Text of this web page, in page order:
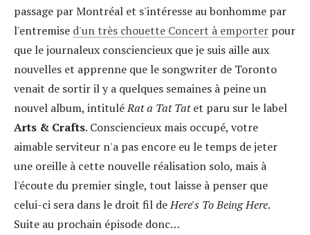
passage par Montréal et s'intéresse au bonhomme par
l'entremise d'un très chouette Concert à emporter pour
que le journaleux consciencieux que je suis aille aux
nouvelles et apprenne que le songwriter de Toronto
venait de sortir il y a quelques semaines à peine un
nouvel album, intituléRat a Tat Tatet paru sur le label
Arts & Crafts. Consciencieux mais occupé, votre
aimable serviteur n'a pas encore eu le temps de jeter
une oreille à cette nouvelle réalisation solo, mais à
l'écoute du premier single, tout laisse à penser que
celui-ci sera dans le droit fil deHere's To Being Here.
Suite au prochain épisode donc…